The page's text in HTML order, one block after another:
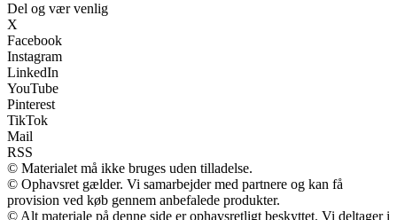
Del og vær venlig
X
Facebook
Instagram
LinkedIn
YouTube
Pinterest
TikTok
Mail
RSS
© Materialet må ikke bruges uden tilladelse.
© Ophavsret gælder. Vi samarbejder med partnere og kan få
provision ved køb gennem anbefalede produkter.
© Alt materiale på denne side er ophavsretligt beskyttet. Vi deltager i